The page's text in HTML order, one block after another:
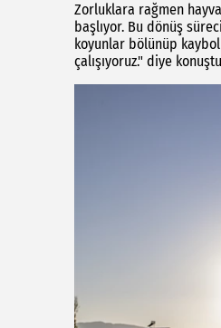
Zorluklara rağmen
başlıyor. Bu dönüş
koyunlar bölünüp
çalışıyoruz." diye